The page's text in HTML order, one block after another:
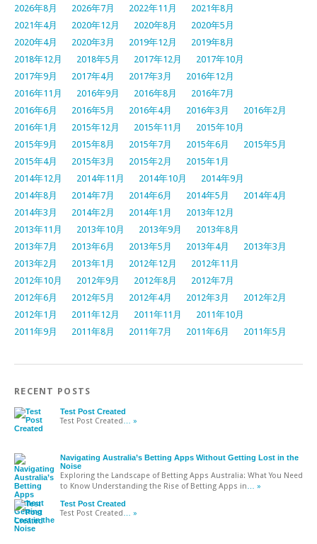
2026年8月 2026年7月 2022年11月
2021年8月
2021年4月
2020年12月 2020年8月
2020年5月
2020年4月
2020年3月 2019年12月
2019年8月
2018年12月
2018年5月 2017年12月
2017年10月
2017年9月
2017年4月 2017年3月
2016年12月
2016年11月
2016年9月 2016年8月
2016年7月
2016年6月
2016年5月 2016年4月 2016年3月
2016年2月
2016年1月
2015年12月 2015年11月
2015年10月
2015年9月
2015年8月 2015年7月 2015年6月
2015年5月
2015年4月
2015年3月 2015年2月
2015年1月
2014年12月
2014年11月 2014年10月
2014年9月
2014年8月
2014年7月 2014年6月 2014年5月
2014年4月
2014年3月
2014年2月 2014年1月
2013年12月
2013年11月
2013年10月 2013年9月
2013年8月
2013年7月
2013年6月 2013年5月 2013年4月
2013年3月
2013年2月
2013年1月 2012年12月
2012年11月
2012年10月
2012年9月 2012年8月
2012年7月
2012年6月
2012年5月 2012年4月 2012年3月
2012年2月
2012年1月
2011年12月 2011年11月
2011年10月
2011年9月
2011年8月 2011年7月 2011年6月 2011年5月
RECENT POSTS
Test Post Created
Test Post Created … »
Navigating Australia’s Betting Apps Without Getting Lost in the
Noise
Exploring the Landscape of Betting Apps Australia: What You Need
to Know Understanding the Rise of Betting Apps in … »
Test Post Created
Test Post Created … »